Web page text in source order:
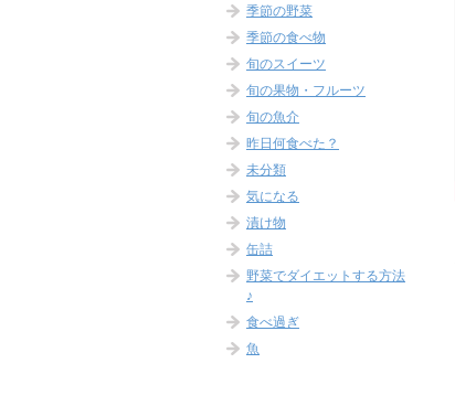
季節の野菜
季節の食べ物
旬のスイーツ
旬の果物・フルーツ
旬の魚介
昨日何食べた？
未分類
気になる
漬け物
缶詰
野菜でダイエットする方法
♪
食べ過ぎ
魚